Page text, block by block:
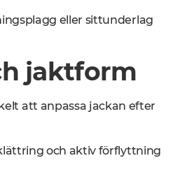
eller sittunderlag
jaktform
att anpassa jackan efter
och aktiv förflyttning